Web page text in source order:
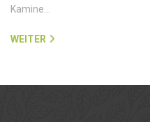
Kamine…
WEITER